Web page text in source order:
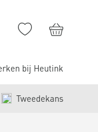
bij Heutink
Tweedekans